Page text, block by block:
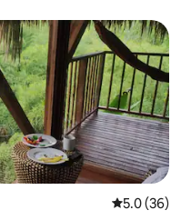
レビュー36
5.0 (36)